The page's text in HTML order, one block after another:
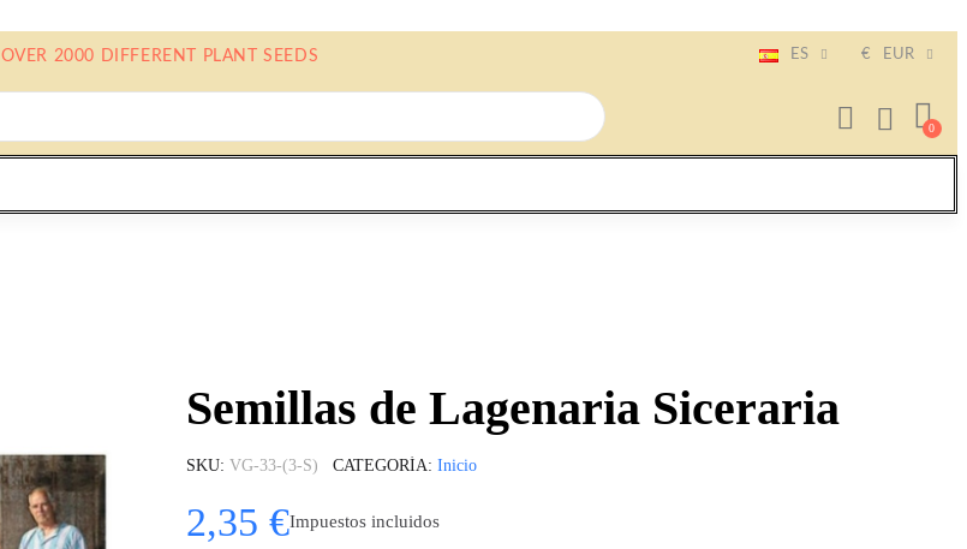
OVER 2000 DIFFERENT PLANT SEEDS ES € EUR
Semillas de Lagenaria Siceraria
SKU VG-33-(3-S) CATEGORÍA Inicio
2,35 €Impuestos incluidos